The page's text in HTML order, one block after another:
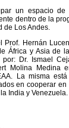
un espacio de
dentro de la
de Los Andes.
Prof. Hernán
África y Asia de
Dr. Ismael
Molina Medina
La misma
en cooperar en
India y Venezuela.